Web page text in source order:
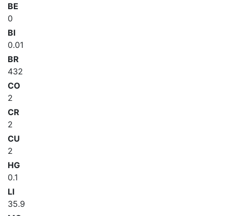
BE
0
BI
0.01
BR
432
CO
2
CR
2
CU
2
HG
0.1
LI
35.9